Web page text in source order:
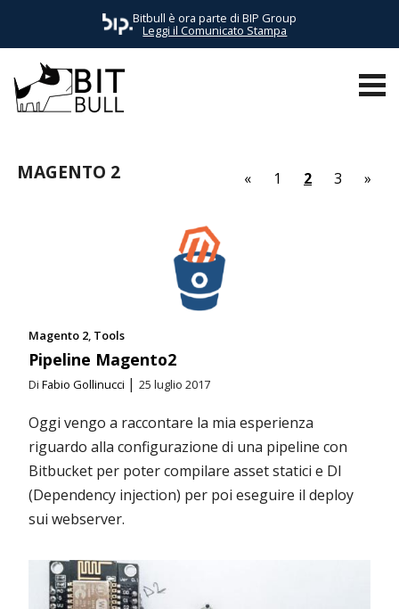
Bitbull è ora parte di BIP Group
Leggi il Comunicato Stampa
TUTTI I POST AWS
MAGENTO 2 « 1 2 3 »
Magento 2 Tools
Pipeline Magento2
Di Fabio Gollinucci | 25 luglio 2017
Oggi vengo a raccontare la mia esperienza
riguardo alla configurazione di una pipeline con
Bitbucket per poter compilare asset statici e DI
(Dependency injection) per poi eseguire il deploy
sui webserver.